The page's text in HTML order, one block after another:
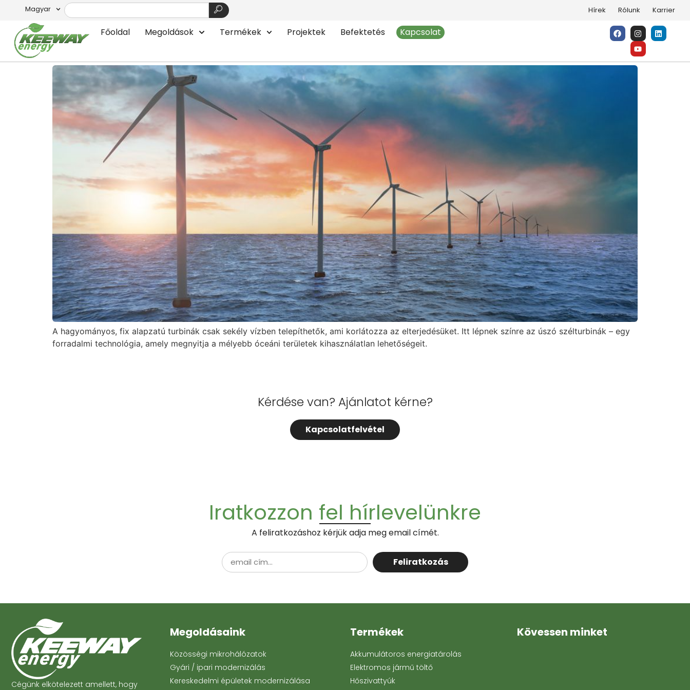
Magyar Hírek Rólunk Karrier
Főoldal Megoldások Termékek Projektek Befektetés Kapcsolat
Címke:Úszó Szélturbinák
Úszó Szélturbinák: A Tengeri Energiaforrások Kihasználásának Új Korszaka
A hagyományos, fix alapzatú turbinák csak sekély vízben telepíthetők, ami korlátozza az elterjedésüket. Itt lépnek színre az úszó szélturbinák – egy
forradalmi technológia, amely megnyitja a mélyebb óceáni területek kihasználatlan lehetőségeit.
Kérdése van? Ajánlatot kérne?
Kapcsolatfelvétel
Iratkozzon fel hírlevelünkre
A feliratkozáshoz kérjük adja meg email címét.
Feliratkozás
Cégünk elkötelezett amellett, hogy
Megoldásaink
Közösségi mikrohálózatok
Gyári / ipari modernizálás
Kereskedelmi épületek modernizálása
Termékek
Akkumulátoros energiatárolás
Elektromos jármű töltő
Hőszivattyúk
Kövessen minket